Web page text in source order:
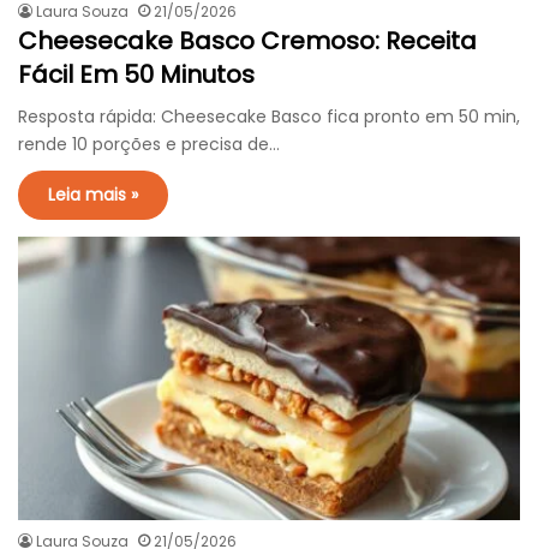
Laura Souza 21/05/2026
Cheesecake Basco Cremoso: Receita
Fácil Em 50 Minutos
Resposta rápida: Cheesecake Basco fica pronto em 50 min,
rende 10 porções e precisa de…
Leia mais »
Laura Souza 21/05/2026